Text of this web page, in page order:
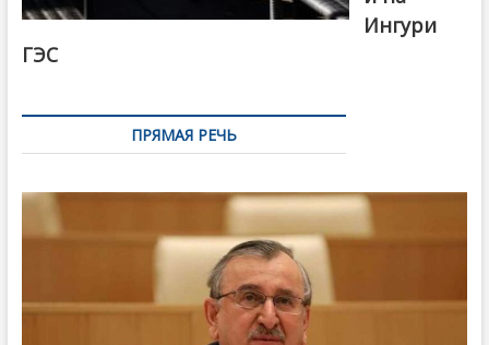
Ингури
ГЭС
ПРЯМАЯ РЕЧЬ